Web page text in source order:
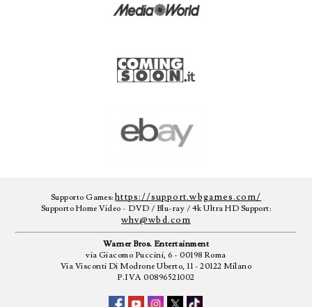
Supporto Games:https://support.wbgames.com/
Supporto Home Video - DVD / Blu-ray / 4k Ultra HD Support:
whv@wbd.com
Warner Bros. Entertainment
via Giacomo Puccini, 6 - 00198 Roma
Via Visconti Di Modrone Uberto, 11 - 20122 Milano
P.IVA 00896521002